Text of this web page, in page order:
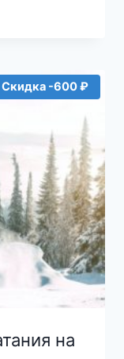
Скидка -600 ₽
на